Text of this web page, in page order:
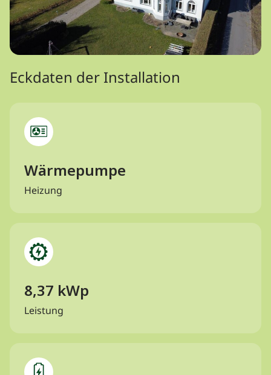
Eckdaten der Installation
Wärmepumpe
Heizung
8,37 kWp
Leistung